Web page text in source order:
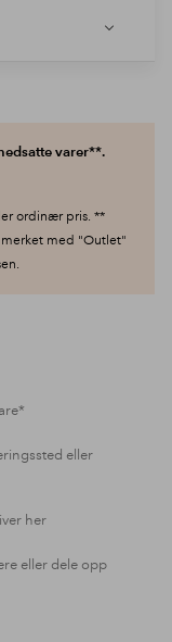
varer**.
ordinær pris. **
med "Outlet"
eller
her
eller dele opp